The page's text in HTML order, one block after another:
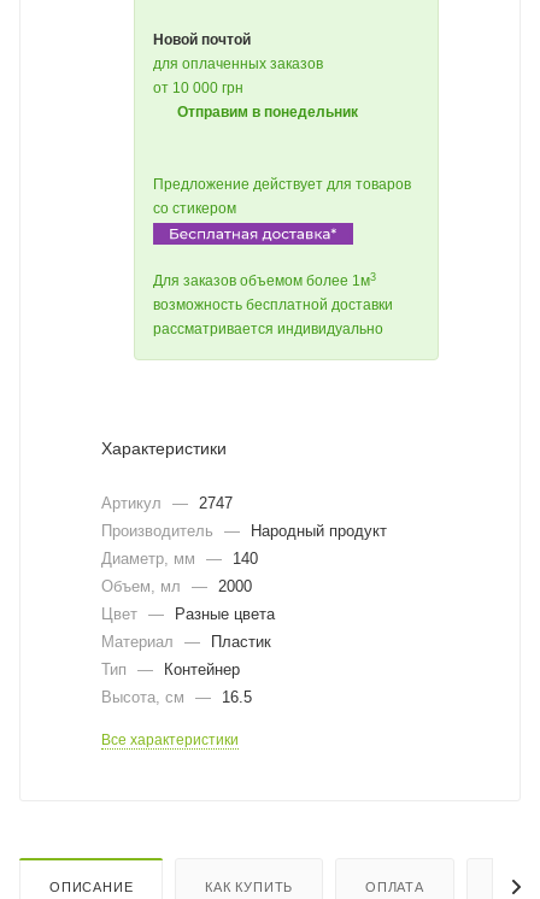
Новой почтой
для оплаченных заказов
от 10 000 грн
Отправим в понедельник
Предложение действует для товаров
со стикером
Для заказов объемом более 1м3
возможность бесплатной доставки
рассматривается индивидуально
Характеристики
Артикул —
2747
Производитель
—
Народный продукт
Диаметр, мм
—
140
Объем, мл
—
2000
Цвет —
Разные цвета
Материал
—
Пластик
Тип
—
Контейнер
Высота, см
— 16.5
Все характеристики
ОПИСАНИЕ КАК КУПИТЬ ОПЛАТА